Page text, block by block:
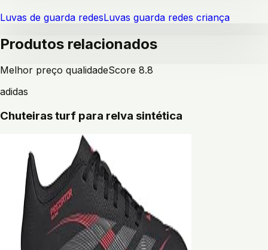
Luvas de guarda redesLuvas guarda redes criança
Produtos relacionados
Melhor preço qualidadeScore 8.8
adidas
Chuteiras turf para relva sintética